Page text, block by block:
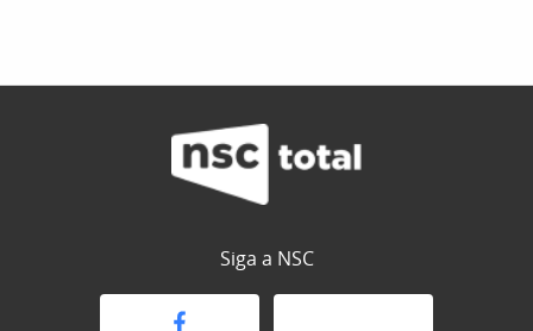
Siga a NSC